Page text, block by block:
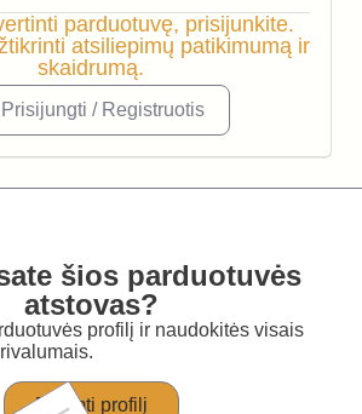
parduotuvę, prisijunkite.
atsiliepimų patikimumą ir
skaidrumą.
Prisijungti / Registruotis
šios parduotuvės
atstovas?
profilį ir naudokitės visais
Perimti profilį